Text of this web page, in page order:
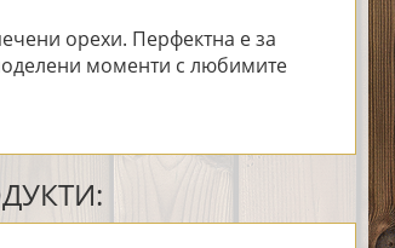
орехи. Перфектна е за
моменти с любимите